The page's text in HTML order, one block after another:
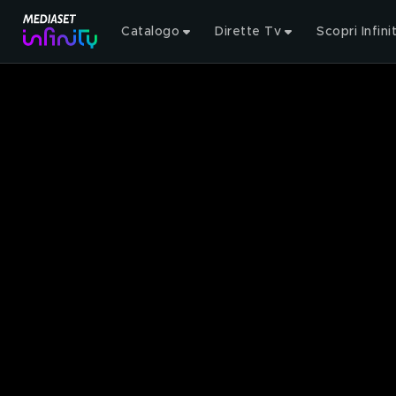
Catalogo Dirette Tv Scopri